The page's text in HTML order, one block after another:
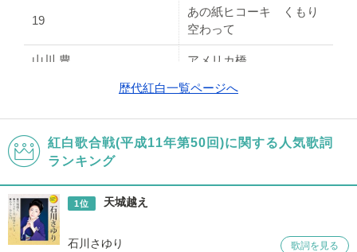
BE TOGETHER
安室 奈美恵
RESPECT the POWER O
F LOVE
You are the one
八代 亜紀 舟唄
長山 洋子 さだめ雪
松田 聖子
坂本 冬美
19
あの紙ヒコーキ くもり
空わって
山川 豊 アメリカ橋
バイラモス
続・竹とんぼ～青春（ゆ
め）のしっぽ～
TOKIO
ゴダイゴ
加山 雄三
歴代紅白一覧ページへ
紅白歌合戦(平成11年第50回)に関する人気歌詞
ランキング
1位 天城越え
石川さゆり 歌詞を見る